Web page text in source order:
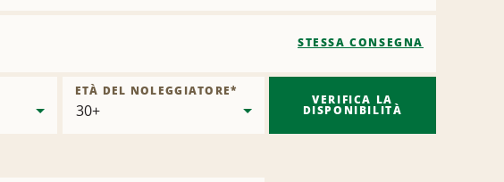
STESSA CONSEGNA
ETÀ DEL NOLEGGIATORE*
VERIFICA LA
DISPONIBILITÀ